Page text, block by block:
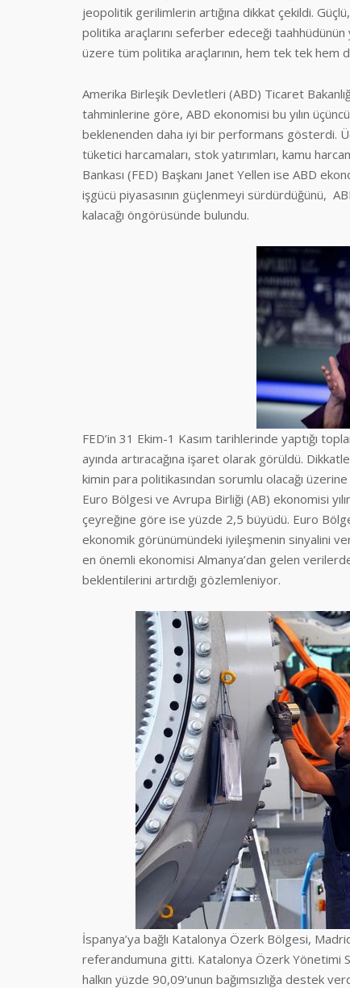
jeopolitik gerilimlerin artığına dikkat çekildi.
politika araçlarını seferber edeceği
üzere tüm politika araçlarının, hem tek tek hem
Amerika Birleşik Devletleri (ABD) Ticaret
tahminlerine göre, ABD ekonomisi bu yılın
beklenenden daha iyi bir performans gösterdi.
tüketici harcamaları, stok yatırımları, kamu
Bankası (FED) Başkanı Janet Yellen ise ABD
işgücü piyasasının güçlenmeyi sürdürdüğünü,
kalacağı öngörüsünde bulundu.
FED’in 31 Ekim-1 Kasım tarihlerinde yaptığı
ayında artıracağına işaret olarak görüldü.
kimin para politikasından sorumlu olacağı
Euro Bölgesi ve Avrupa Birliği (AB) ekonomisi
çeyreğine göre ise yüzde 2,5 büyüdü. Euro
ekonomik görünümündeki iyileşmenin sinyalini
en önemli ekonomisi Almanya’dan gelen
beklentilerini artırdığı gözlemleniyor.
İspanya’ya bağlı Katalonya Özerk Bölgesi,
referandumuna gitti. Katalonya Özerk Yönetimi
halkın yüzde 90,09’unun bağımsızlığa destek